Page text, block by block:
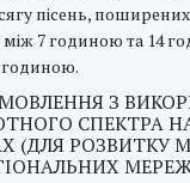
пісень,
7 годиною та 14
З
СПЕКТРА
(ДЛЯ РОЗВИТКУ